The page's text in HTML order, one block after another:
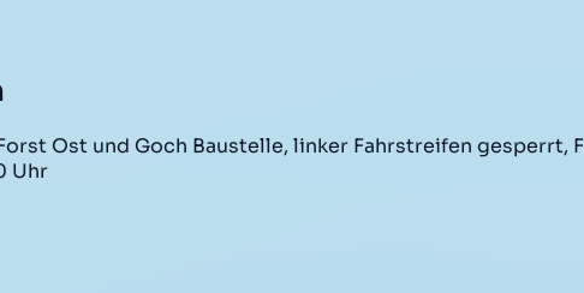
Ost und Goch Baustelle, linker Fahrstreifen gesperrt,
Uhr